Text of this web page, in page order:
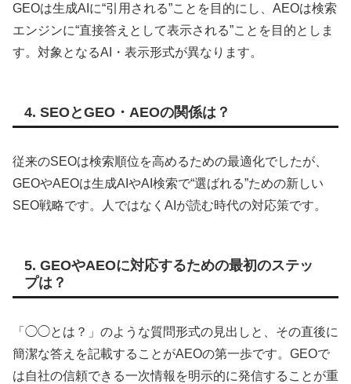
GEOは生成AIに“引用される”ことを目的にし、AEOは検索
エンジンに“直接答えとして表示される”ことを目的としま
す。対象となるAI・表示形式が異なります。
4. SEOとGEO・AEOの関係は？
従来のSEOは検索順位を高めるための最適化でしたが、
GEOやAEOは生成AIやAI検索で“選ばれる”ための新しい
SEO戦略です。人ではなくAIが読む時代の対応策です。
5. GEOやAEOに対応するための最初のステッ
プは？
「◯◯とは？」のような質問形式の見出しと、その直後に
簡潔な答えを記載することがAEOの第一歩です。GEOで
は自社の信頼できる一次情報を明示的に発信することが重